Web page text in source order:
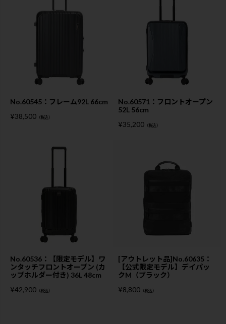
No.60545：フレーム92L 66cm
¥38,500 （税込）
No.60571：フロントオープン
52L 56cm
¥35,200 （税込）
No.60536：【限定モデル】ワ
ンタッチフロントオープン (カ
ップホルダー付き) 36L 48cm
¥42,900 （税込）
[アウトレット品]No.60635：
【公式限定モデル】デイパッ
クM（ブラック）
¥8,800 （税込）